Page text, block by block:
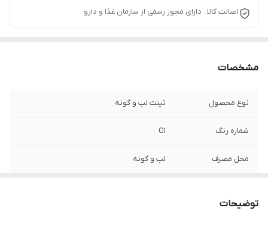
اصالت کالا : دارای مجوز رسمی از سازمان غذا و دارو
مشخصات
نوع محصول تینت لب و گونه
شماره رنگ C1
محل مصرف لب و گونه
توضیحات